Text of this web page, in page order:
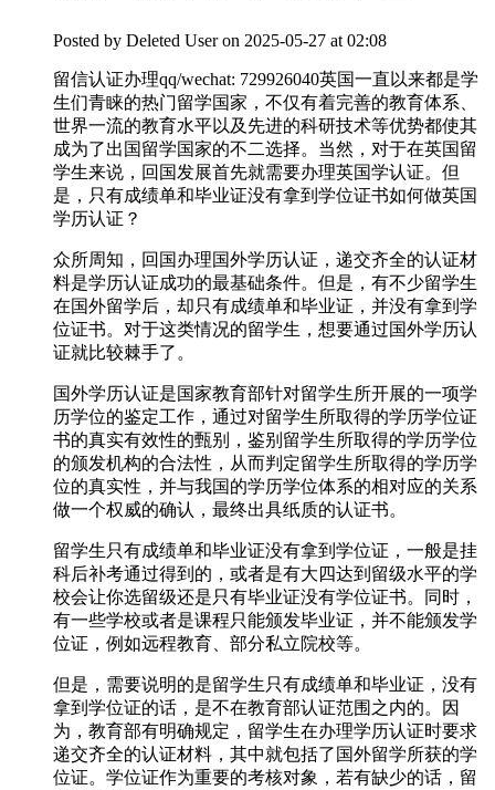
Posted by Deleted User on 2025-05-27 at 02:08
留信认证办理qq/wechat: 729926040英国一直以来都是学
生们青睐的热门留学国家，不仅有着完善的教育体系、
世界一流的教育水平以及先进的科研技术等优势都使其
成为了出国留学国家的不二选择。当然，对于在英国留
学生来说，回国发展首先就需要办理英国学认证。但
是，只有成绩单和毕业证没有拿到学位证书如何做英国
学历认证？
众所周知，回国办理国外学历认证，递交齐全的认证材
料是学历认证成功的最基础条件。但是，有不少留学生
在国外留学后，却只有成绩单和毕业证，并没有拿到学
位证书。对于这类情况的留学生，想要通过国外学历认
证就比较棘手了。
国外学历认证是国家教育部针对留学生所开展的一项学
历学位的鉴定工作，通过对留学生所取得的学历学位证
书的真实有效性的甄别，鉴别留学生所取得的学历学位
的颁发机构的合法性，从而判定留学生所取得的学历学
位的真实性，并与我国的学历学位体系的相对应的关系
做一个权威的确认，最终出具纸质的认证书。
留学生只有成绩单和毕业证没有拿到学位证，一般是挂
科后补考通过得到的，或者是有大四达到留级水平的学
校会让你选留级还是只有毕业证没有学位证书。同时，
有一些学校或者是课程只能颁发毕业证，并不能颁发学
位证，例如远程教育、部分私立院校等。
但是，需要说明的是留学生只有成绩单和毕业证，没有
拿到学位证的话，是不在教育部认证范围之内的。因
为，教育部有明确规定，留学生在办理学历认证时要求
递交齐全的认证材料，其中就包括了国外留学所获的学
位证。学位证作为重要的考核对象，若有缺少的话，留